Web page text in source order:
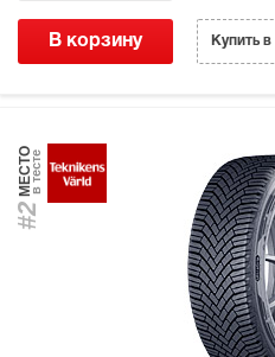
В корзину Купить
#2
МЕСТОв тесте